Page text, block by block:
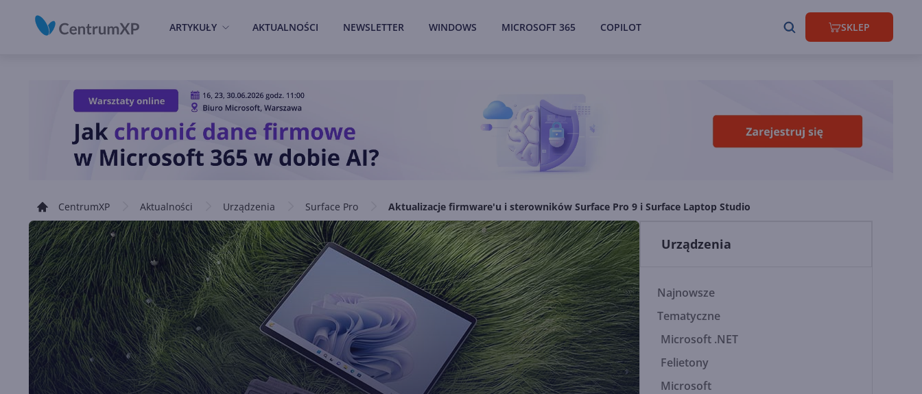
ARTYKUŁY AKTUALNOŚCI NEWSLETTER WINDOWS MICROSOFT 365 COPILOT SKLEP
CentrumXP Aktualności Urządzenia Surface Pro Aktualizacje firmware'u i sterowników Surface Pro 9 i Surface Laptop Studio
Urządzenia
Najnowsze
Tematyczne
Microsoft .NET
Felietony
Microsoft